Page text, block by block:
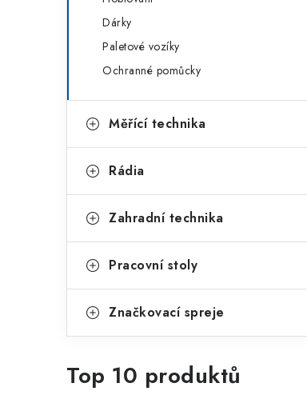
Dárky
Paletové vozíky
Ochranné pomůcky
Měřící technika
Rádia
Zahradní technika
Pracovní stoly
Značkovací spreje
Top 10 produktů